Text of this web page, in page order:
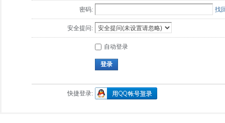
密码: 找
安全提问:
自动登录
登录
快捷登录: